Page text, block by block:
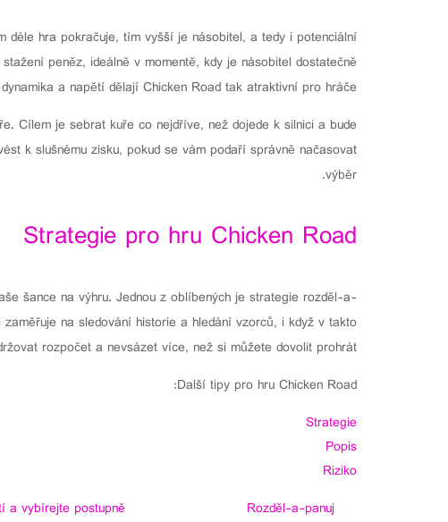
hra pokračuje, tím vyšší je násobitel, a tedy i potenciální
peněz, ideálně v momentě, kdy je násobitel dostatečně
a napětí dělají Chicken Road tak atraktivní pro hráče.
Cílem je sebrat kuře co nejdříve, než dojede k silnici a bude
k slušnému zisku, pokud se vám podaří správně načasovat
výběr.
Strategie pro hru Chicken Road
šance na výhru. Jednou z oblíbených je strategie rozděl-a-
na sledování historie a hledání vzorců, i když v takto
rozpočet a nevsázet více, než si můžete dovolit prohrát.
Další tipy pro hru Chicken Road:
Strategie
Popis
Riziko
Rozděl-a-panuj
a vybírejte postupně.